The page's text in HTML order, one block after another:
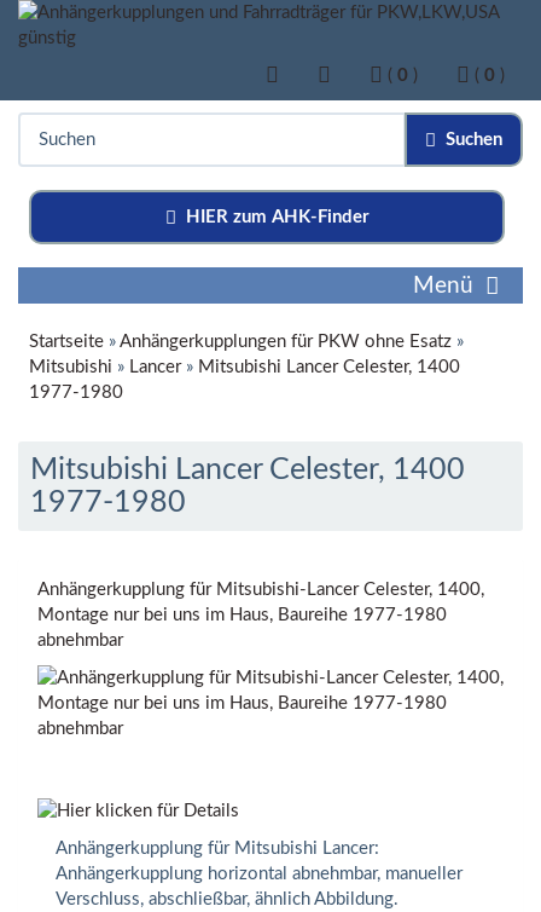
( 0 ) ( 0 )
Suchen
HIER zum AHK-Finder
Menü
Startseite » Anhängerkupplungen für PKW ohne Esatz »
Mitsubishi » Lancer» Mitsubishi Lancer Celester, 1400
1977-1980
Mitsubishi Lancer Celester, 1400
1977-1980
Anhängerkupplung für Mitsubishi-Lancer Celester, 1400,
Montage nur bei uns im Haus, Baureihe 1977-1980
abnehmbar
Anhängerkupplung für Mitsubishi Lancer:
Anhängerkupplung horizontal abnehmbar, manueller
Verschluss, abschließbar, ähnlich Abbildung.